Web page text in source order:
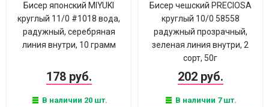
Бисер японский MIYUKI
круглый 11/0 #1018 вода,
радужный, серебряная
линия внутри, 10 грамм
178 руб.
В наличии 20 шт.
Бисер чешский PRECIOSA
круглый 10/0 58558
радужный прозрачный,
зеленая линия внутри, 2
сорт, 50г
202 руб.
В наличии 7 шт.